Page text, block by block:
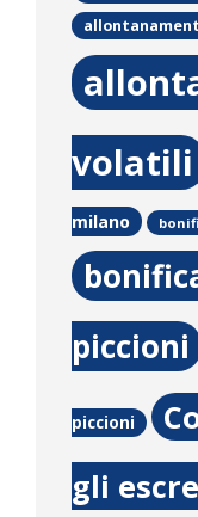
volatili
milano
piccioni
piccioni
gli